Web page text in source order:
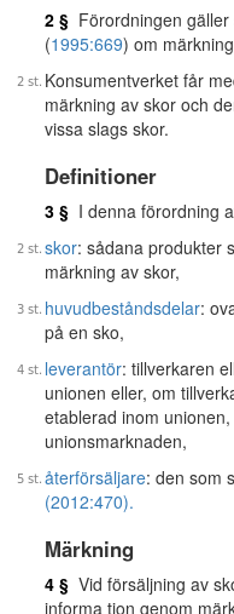
2 § Förordningen
(1995:669) om
Konsumentverket får
märkning av skor och
vissa slags skor.
Definitioner
3 § I denna förordning
skor: sådana produkter
märkning av skor,
huvudbeståndsdelar:
på en sko,
leverantör: tillverkaren
unionen eller, om
etablerad inom
unionsmarknaden,
återförsäljare: den som
(2012:470).
Märkning
4 § Vid försäljning av
informa tion genom